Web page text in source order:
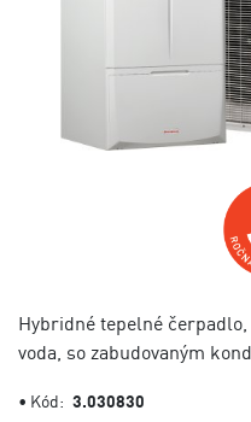
Hybridné tepelné
voda, so zabudovaným
• Kód: 3.030830